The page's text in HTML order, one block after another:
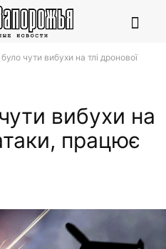
чути вибухи на тлі дронової
вибухи на
працює